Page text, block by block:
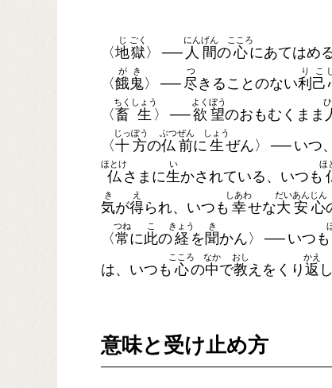
〈地
じ
獄
ごく
〉 ── 人
にん
間
げん
の心
こころ
にあてはめ
〈餓
が
鬼
き
〉 ──尽
つ
きることのない利
り
己
こ
〈畜
ちく
生
しょう
〉 ──欲
よく
望
ぼう
のおもむくまま
〈十
じっ
方
ぽう
の仏
ぶつ
前
ぜん
に 生
しょう
ぜん〉 ── いつ
仏
ほとけ
さまに生
い
かされている、いつも
ほ
気
き
が得
え
られ、いつも 幸
しあわ
せな大
だい
安
あん
心
じん
〈常
つね
に此
こ
の経
きょう
を 聞
き
かん〉 ── いつも
は、いつも 心
こころ
の中
なか
で教
おし
えをくり 返
かえ
し
意味と受け止め方